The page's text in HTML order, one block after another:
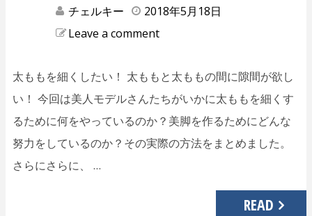
チェルキー
2018年5月18日
Leave a comment
太ももを細くしたい！ 太ももと太ももの間に隙間が欲し
い！ 今回は美人モデルさんたちがいかに太ももを細くす
るために何をやっているのか？美脚を作るためにどんな
努力をしているのか？その実際の方法をまとめました。
さらにさらに、 …
READ